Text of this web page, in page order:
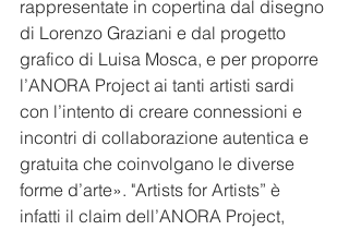
rappresentate in copertina dal disegno
di Lorenzo Graziani e dal progetto
grafico di Luisa Mosca, e per proporre
l’ANORA Project ai tanti artisti sardi
con l’intento di creare connessioni e
incontri di collaborazione autentica e
gratuita che coinvolgano le diverse
forme d’arte». "Artists for Artists” è
infatti il claim dell’ANORA Project,